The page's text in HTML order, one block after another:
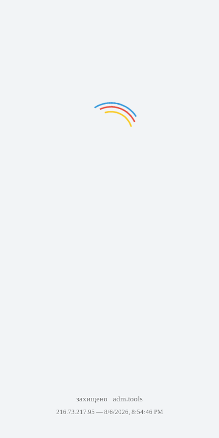
захищено adm.tools
216.73.217.95 — 8/6/2026, 8:54:46 PM